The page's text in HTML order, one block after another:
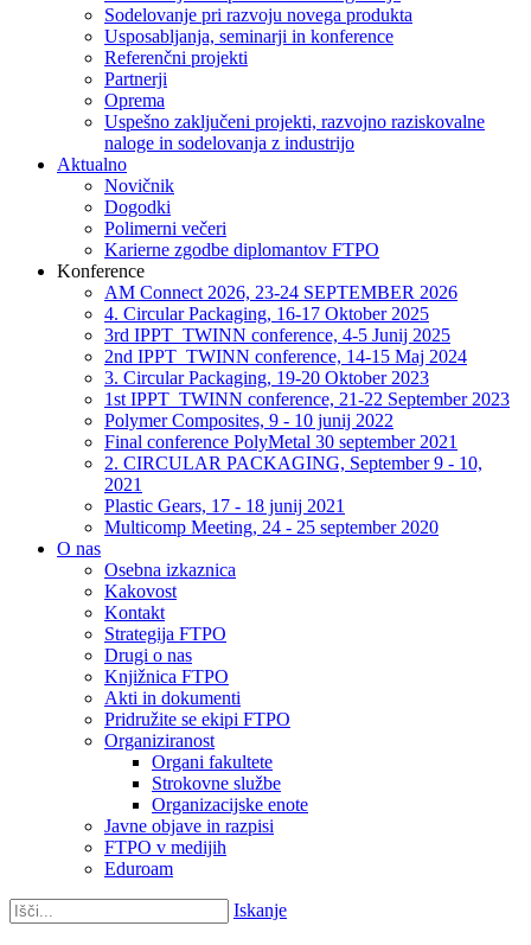
Sodelovanje pri razvoju novega produkta
Usposabljanja, seminarji in konference
Referenčni projekti
Partnerji
Oprema
Uspešno zaključeni projekti, razvojno raziskovalne
naloge in sodelovanja z industrijo
Aktualno
Novičnik
Dogodki
Polimerni večeri
Karierne zgodbe diplomantov FTPO
Konference
AM Connect 2026, 23-24 SEPTEMBER 2026
4. Circular Packaging, 16-17 Oktober 2025
3rd IPPT_TWINN conference, 4-5 Junij 2025
2nd IPPT_TWINN conference, 14-15 Maj 2024
3. Circular Packaging, 19-20 Oktober 2023
1st IPPT_TWINN conference, 21-22 September 2023
Polymer Composites, 9 - 10 junij 2022
Final conference PolyMetal 30 september 2021
2. CIRCULAR PACKAGING, September 9 - 10,
2021
Plastic Gears, 17 - 18 junij 2021
Multicomp Meeting, 24 - 25 september 2020
O nas
Osebna izkaznica
Kakovost
Kontakt
Strategija FTPO
Drugi o nas
Knjižnica FTPO
Akti in dokumenti
Pridružite se ekipi FTPO
Organiziranost
Organi fakultete
Strokovne službe
Organizacijske enote
Javne objave in razpisi
FTPO v medijih
Eduroam
Iskanje